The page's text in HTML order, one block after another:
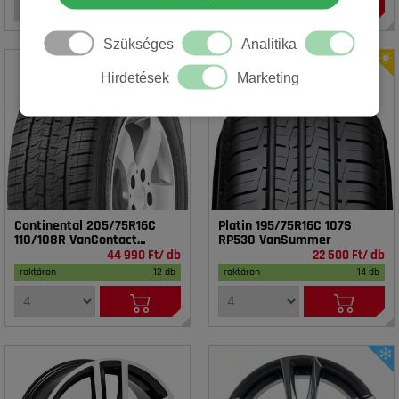
Continental 205/75R16C
110/108R VanContact
44 990 Ft/ db
raktáron 12 db
Platin 195/75R16C 107S
RP530 VanSummer
22 500 Ft/ db
raktáron 14 db
Szükséges Analitika
Hirdetések Marketing